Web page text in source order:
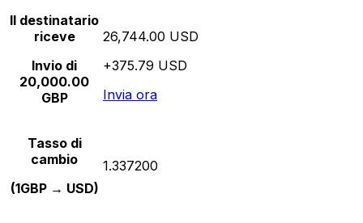
Il destinatario
riceve
Invio di
20,000.00
GBP
26,744.00 USD
+375.79 USD
Invia ora
Tasso di
cambio
(1GBP → USD)
1.337200